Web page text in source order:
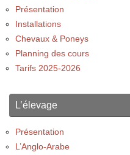
Présentation
Installations
Chevaux & Poneys
Planning des cours
Tarifs 2025-2026
L’élevage
Présentation
L’Anglo-Arabe